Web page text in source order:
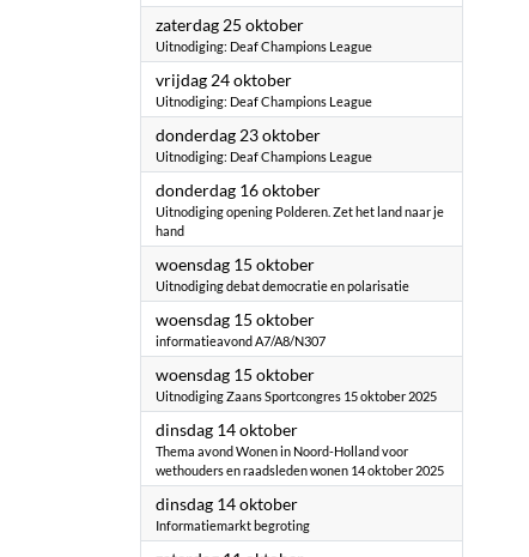
zaterdag 25 oktober2025
Uitnodiging: Deaf Champions League
vrijdag 24 oktober2025
Uitnodiging: Deaf Champions League
donderdag 23 oktober2025
Uitnodiging: Deaf Champions League
donderdag 16 oktober2025
Uitnodiging opening Polderen. Zet het land naar je
hand
woensdag 15 oktober2025
Uitnodiging debat democratie en polarisatie
woensdag 15 oktober2025
informatieavond A7/A8/N307
woensdag 15 oktober2025
Uitnodiging Zaans Sportcongres 15 oktober 2025
dinsdag 14 oktober2025
Thema avond Wonen in Noord-Holland voor
wethouders en raadsleden wonen 14 oktober 2025
dinsdag 14 oktober2025
Informatiemarkt begroting